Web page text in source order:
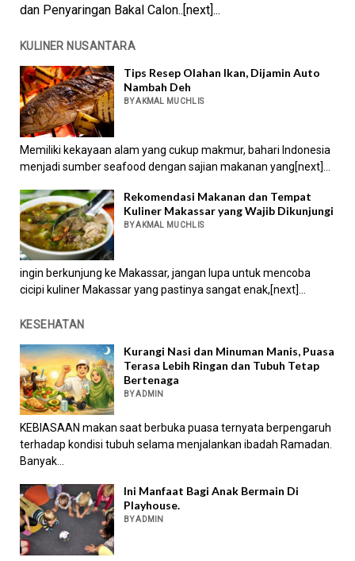
dan Penyaringan Bakal Calon..[next]...
KULINER NUSANTARA
Tips Resep Olahan Ikan, Dijamin Auto
Nambah Deh
BY AKMAL MUCHLIS
Memiliki kekayaan alam yang cukup makmur, bahari Indonesia
menjadi sumber seafood dengan sajian makanan yang[next]...
Rekomendasi Makanan dan Tempat
Kuliner Makassar yang Wajib Dikunjungi
BY AKMAL MUCHLIS
ingin berkunjung ke Makassar, jangan lupa untuk mencoba
cicipi kuliner Makassar yang pastinya sangat enak,[next]...
KESEHATAN
Kurangi Nasi dan Minuman Manis, Puasa
Terasa Lebih Ringan dan Tubuh Tetap
Bertenaga
BY ADMIN
KEBIASAAN makan saat berbuka puasa ternyata berpengaruh
terhadap kondisi tubuh selama menjalankan ibadah Ramadan.
Banyak...
Ini Manfaat Bagi Anak Bermain Di
Playhouse.
BY ADMIN